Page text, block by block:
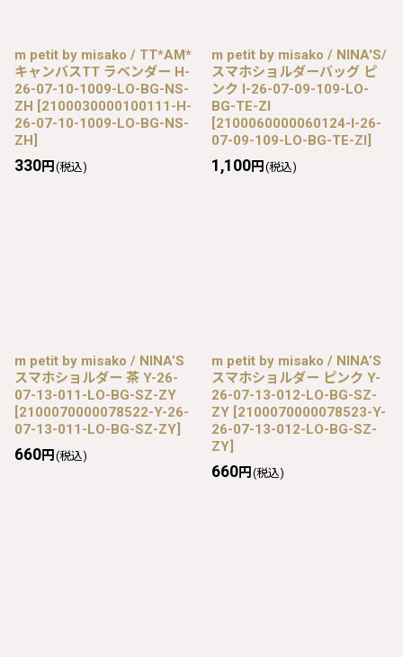
m petit by misako / TT*AM*
キャンバスTT ラベンダー H-
26-07-10-1009-LO-BG-NS-
ZH [2100030000100111-H-
26-07-10-1009-LO-BG-NS-
ZH]
330円 (税込)
m petit by misako / NINA′S/
スマホショルダーバッグ ピ
ンク I-26-07-09-109-LO-
BG-TE-ZI
[2100060000060124-I-26-
07-09-109-LO-BG-TE-ZI]
1,100円 (税込)
m petit by misako / NINA’S
スマホショルダー 茶 Y-26-
07-13-011-LO-BG-SZ-ZY
[2100070000078522-Y-26-
07-13-011-LO-BG-SZ-ZY]
660円 (税込)
m petit by misako / NINA’S
スマホショルダー ピンク Y-
26-07-13-012-LO-BG-SZ-
ZY [2100070000078523-Y-
26-07-13-012-LO-BG-SZ-
ZY]
660円 (税込)